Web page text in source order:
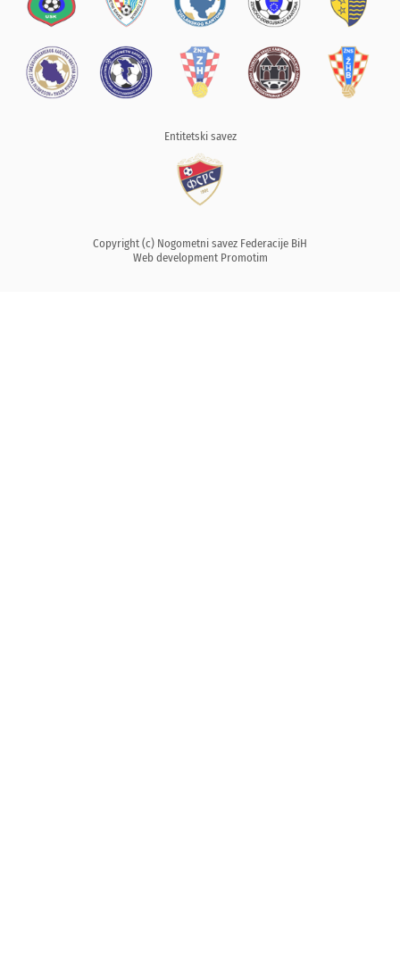
Entitetski savez
Copyright (c) Nogometni savez Federacije BiH
Web development Promotim